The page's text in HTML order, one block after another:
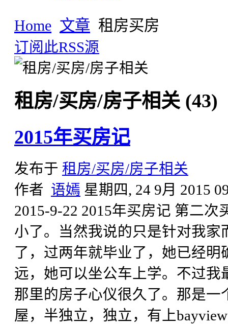
Home 文章 租房买房
订阅此RSS源
租房/买房/房子相关 (43)
2015年买房记
发布于 租房/买房/房子相关
作者 语嫣 星期四, 24 9月 2015
2015-9-22 2015年买房记 第二
小了。当然我说的只是针对我家
了，过两年就毕业了，她已经
远，她可以坐公车上学。不过
那里的房子心仪很久了。那是
屋，半独立，独立，有上